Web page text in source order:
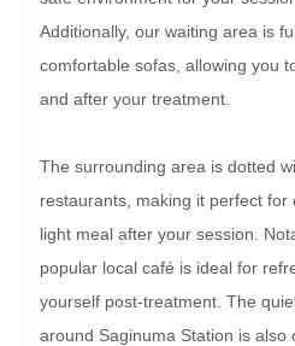
Additionally, our waiting area is
comfortable sofas, allowing you
and after your treatment.
The surrounding area is dotted
restaurants, making it perfect for
light meal after your session.
popular local café is ideal for
yourself post-treatment. The
around Saginuma Station is also